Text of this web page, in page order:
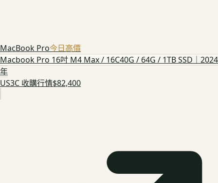
MacBook Pro今日高價
Macbook Pro 16吋 M4 Max / 16C40G / 64G / 1TB SSD｜2024
年
US3C 收購行情$82,400